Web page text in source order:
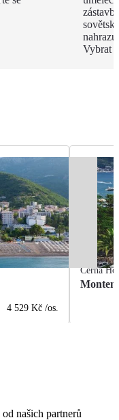
Vybrat
4 529 Kč /os.
Černá
našich partnerů